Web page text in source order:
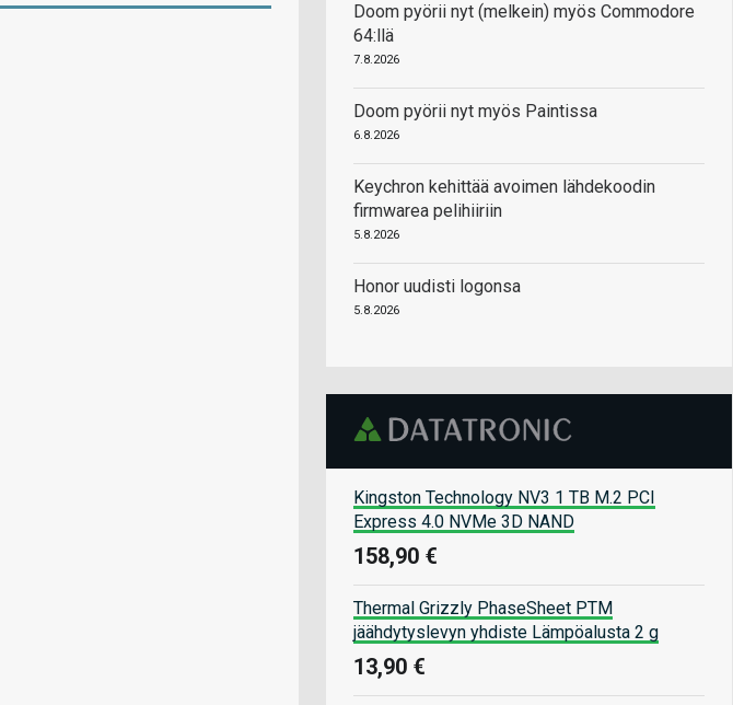
Doom pyörii nyt (melkein) myös Commodore
64:llä
7.8.2026
Doom pyörii nyt myös Paintissa
6.8.2026
Keychron kehittää avoimen lähdekoodin
firmwarea pelihiiriin
5.8.2026
Honor uudisti logonsa
5.8.2026
Kingston Technology NV3 1 TB M.2 PCI
Express 4.0 NVMe 3D NAND
158,90 €
Thermal Grizzly PhaseSheet PTM
jäähdytyslevyn yhdiste Lämpöalusta 2 g
13,90 €